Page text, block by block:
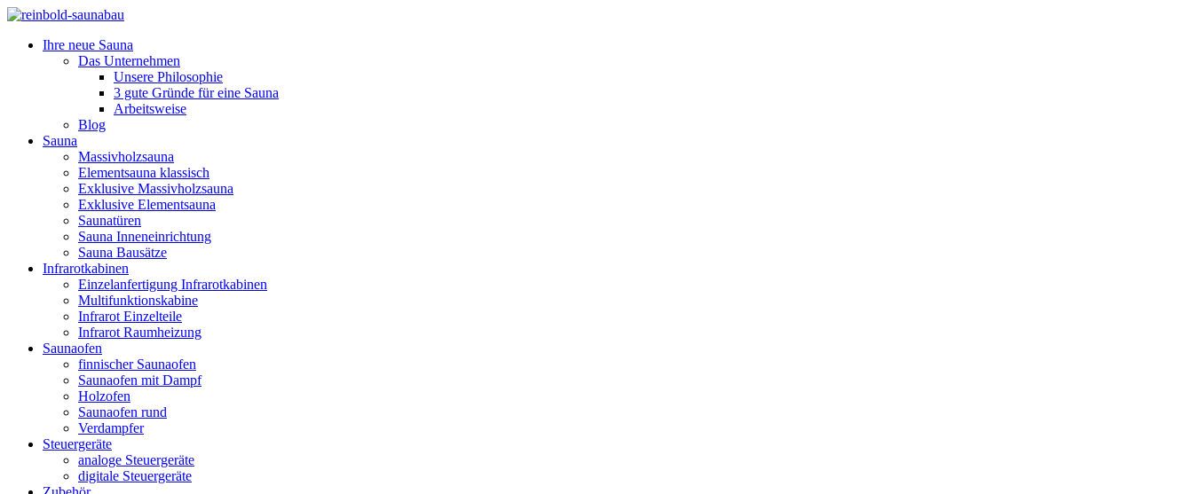
Ihre neue Sauna
Das Unternehmen
Unsere Philosophie
3 gute Gründe für eine Sauna
Arbeitsweise
Blog
Sauna
Massivholzsauna
Elementsauna klassisch
Exklusive Massivholzsauna
Exklusive Elementsauna
Saunatüren
Sauna Inneneinrichtung
Sauna Bausätze
Infrarotkabinen
Einzelanfertigung Infrarotkabinen
Multifunktionskabine
Infrarot Einzelteile
Infrarot Raumheizung
Saunaofen
finnischer Saunaofen
Saunaofen mit Dampf
Holzofen
Saunaofen rund
Verdampfer
Steuergeräte
analoge Steuergeräte
digitale Steuergeräte